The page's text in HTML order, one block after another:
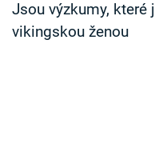
Sledujte nás
Jsou výzkumy, které
vikingskou ženou